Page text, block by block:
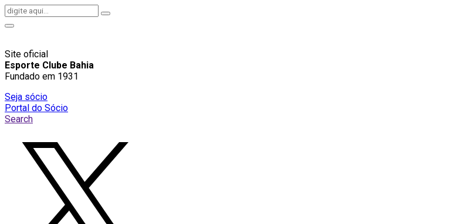
Site oficial
Esporte Clube Bahia
Fundado em 1931
Seja sócio
Portal do Sócio
Search